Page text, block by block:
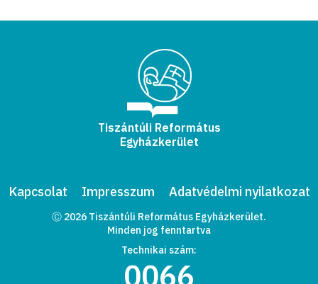
Tiszántúli Református
Egyházkerület
Kapcsolat Impresszum Adatvédelmi nyilatkozat
Ⓒ 2026 Tiszántúli Református Egyházkerület.
Minden jog fenntartva
Technikai szám:
0066